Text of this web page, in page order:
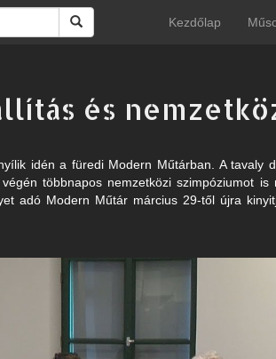
Kezdőlap
és
idén a füredi Modern Műtárban. A tavaly
többnapos nemzetközi szimpóziumot
adó Modern Műtár március 29-től újra